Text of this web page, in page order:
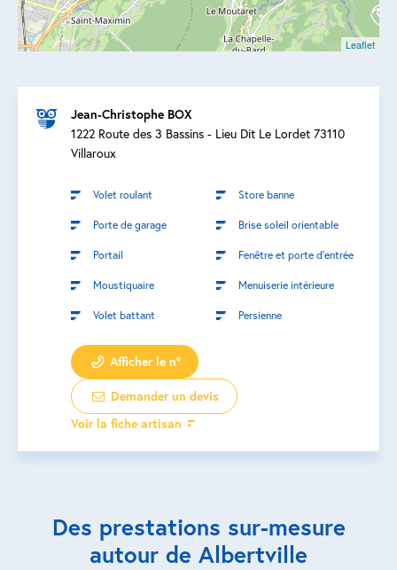
Leaflet
Jean-Christophe BOX
1222 Route des 3 Bassins - Lieu Dit Le Lordet 73110
Villaroux
Volet roulant Store banne
Porte de garage Brise soleil orientable
Portail Fenêtre et porte d’entrée
Moustiquaire Menuiserie intérieure
Volet battant Persienne
Afficher le n°
Demander un devis
Voir la fiche artisan
Des prestations sur-mesure
autour de Albertville